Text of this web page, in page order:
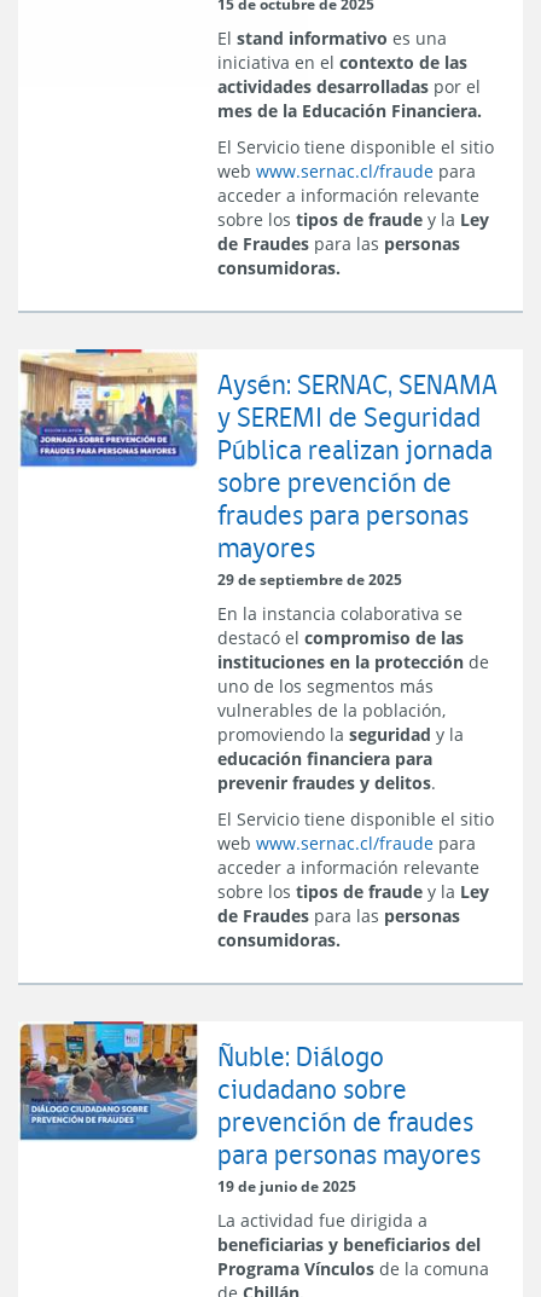
15 de octubre de 2025
El stand informativo es una
iniciativa en el contexto de las
actividades desarrolladas por el
mes de la Educación Financiera.
El Servicio tiene disponible el sitio
web www.sernac.cl/fraude para
acceder a información relevante
sobre los tipos de fraude y la Ley
de Fraudes para las personas
consumidoras.
Aysén: SERNAC, SENAMA
y SEREMI de Seguridad
Pública realizan jornada
sobre prevención de
fraudes para personas
mayores
29 de septiembre de 2025
En la instancia colaborativa se
destacó el compromiso de las
instituciones en la protección de
uno de los segmentos más
vulnerables de la población,
promoviendo la seguridad y la
educación financiera para
prevenir fraudes y delitos.
El Servicio tiene disponible el sitio
web www.sernac.cl/fraude para
acceder a información relevante
sobre los tipos de fraude y la Ley
de Fraudes para las personas
consumidoras.
Ñuble: Diálogo
ciudadano sobre
prevención de fraudes
para personas mayores
19 de junio de 2025
La actividad fue dirigida a
beneficiarias y beneficiarios del
Programa Vínculos de la comuna